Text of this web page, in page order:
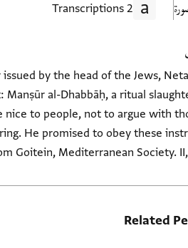
2 Transcriptions
by the head of the Jews,
Manṣūr al-Dhabbāḥ, a ritual
to people, not to argue with
He promised to obey these
Goitein, Mediterranean Society.
Related